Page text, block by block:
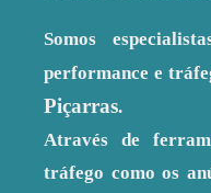
Somos
performance e
Piçarras.
Através de
tráfego como os